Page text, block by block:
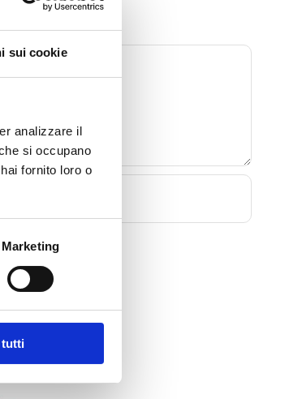
sui cookie
analizzare il
si occupano
fornito loro o
Marketing
tutti